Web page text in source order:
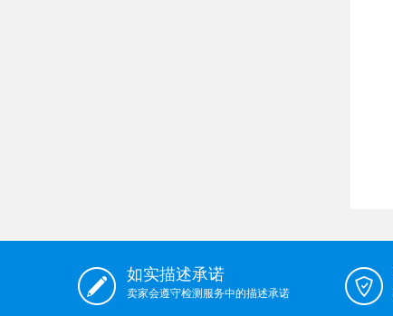
如实描述承诺
卖家会遵守检测服务中的描述承诺